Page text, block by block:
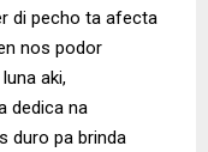
di pecho ta afecta
nos podor
aki,
dedica na
duro pa brinda